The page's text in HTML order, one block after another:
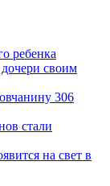
ребенка
своим
306
стали
на свет в